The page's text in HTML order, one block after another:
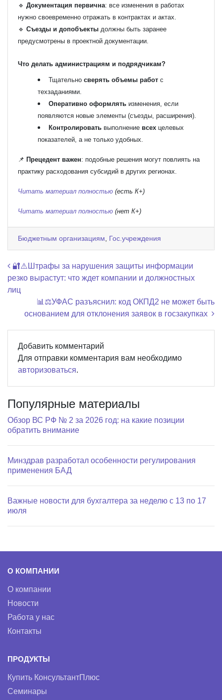
🔹 Документация первична: все изменения в работах
нужно своевременно отражать в контрактах и актах.
🔹 Съезды и допобъекты должны быть заранее
предусмотрены в проектной документации.
Что делать администрациям и подрядчикам?
Тщательно сверять объемы работ с
техзаданиями.
Оперативно оформлять изменения, если
появляются новые элементы (съезды, расширения).
Контролировать выполнение всех целевых
показателей, а не только удобных.
📌 Прецедент важен: подобные решения могут повлиять на
практику расходования субсидий в других регионах.
Читать материал полностью (есть К+)
Читать материал полностью (нет К+)
Бюджетным организациям Гос.учреждения
Навигация по записям
🔐⚠️Штрафы за нарушения защиты информации
резко вырастут: что ждет компании и должностных
лиц
📊⚖️УФАС разъяснил: код ОКПД2 не может быть
основанием для отклонения заявок в госзакупках
Добавить комментарий
Для отправки комментария вам необходимо
авторизоваться.
Популярные материалы
Обзор ВС РФ № 2 за 2026 год: на какие позиции
обратить внимание
Минздрав разработал особенности регулирования
применения БАД
Важные новости для бухгалтера за неделю с 13 по 17
июля
О КОМПАНИИ
О компании
Новости
Работа у нас
Контакты
ПРОДУКТЫ
Купить КонсультантПлюс
Семинары